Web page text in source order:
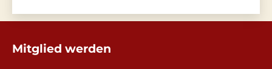
Mitglied werden